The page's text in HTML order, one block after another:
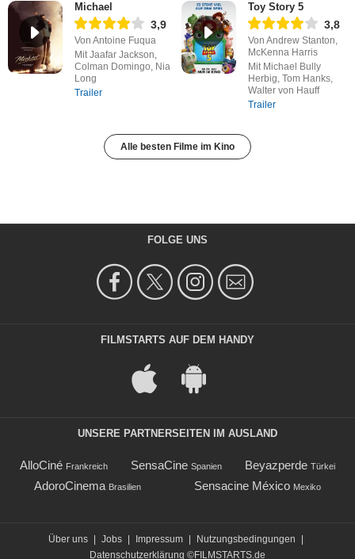
Michael
3,9
Von Antoine Fuqua
Mit Jaafar Jackson,
Colman Domingo, Nia
Long
Trailer
Toy Story 5
3,8
Von Andrew Stanton,
McKenna Harris
Mit Michael Bully
Herbig, Tom Hanks,
Walter von Hauff
Trailer
Alle besten Filme im Kino
FOLGE UNS
FILMSTARTS AUF DEM HANDY
UNSERE PARTNERSEITEN IM AUSLAND
AlloCiné Frankreich SensaCine Spanien Beyazperde Türkei
AdoroCinema Brasilien Sensacine México Mexiko
Über uns Jobs Impressum Nutzungsbedingungen
Datenschutzerklärung ©FILMSTARTS.de